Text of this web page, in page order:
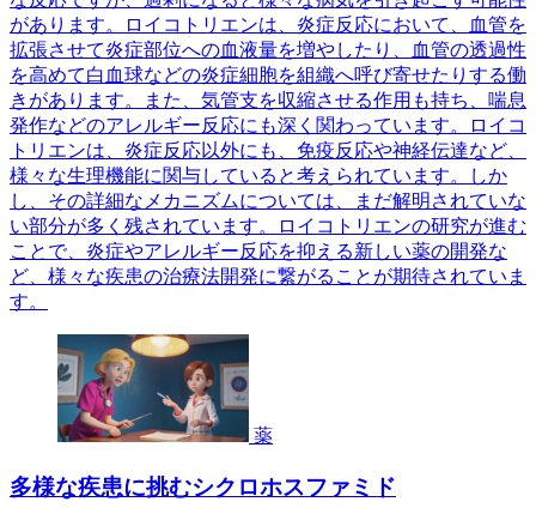
があります。ロイコトリエンは、炎症反応において、血管を
拡張させて炎症部位への血液量を増やしたり、血管の透過性
を高めて白血球などの炎症細胞を組織へ呼び寄せたりする働
きがあります。また、気管支を収縮させる作用も持ち、喘息
発作などのアレルギー反応にも深く関わっています。ロイコ
トリエンは、炎症反応以外にも、免疫反応や神経伝達など、
様々な生理機能に関与していると考えられています。しか
し、その詳細なメカニズムについては、まだ解明されていな
い部分が多く残されています。ロイコトリエンの研究が進む
ことで、炎症やアレルギー反応を抑える新しい薬の開発な
ど、様々な疾患の治療法開発に繋がることが期待されていま
す。
薬
多様な疾患に挑むシクロホスファミド